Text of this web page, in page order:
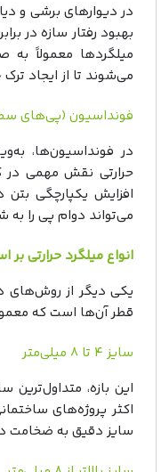
در دیوارهای برشی و
بهبود رفتار سازه در
میلگردها معمولاً به‌
می‌شوند تا از ایجاد ترک
فونداسیون (پی‌های
در فونداسیون‌ها،
حرارتی نقش مهمی در
افزایش یکپارچگی بتن
می‌تواند دوام پی را به
انواع میلگرد حرارتی بر
یکی دیگر از روش‌های
قطر آن‌ها است که
سایز ۴ تا ۸ میلی‌متر
این بازه، متداول‌ترین
اکثر پروژه‌های
سایز دقیق به ضخامت